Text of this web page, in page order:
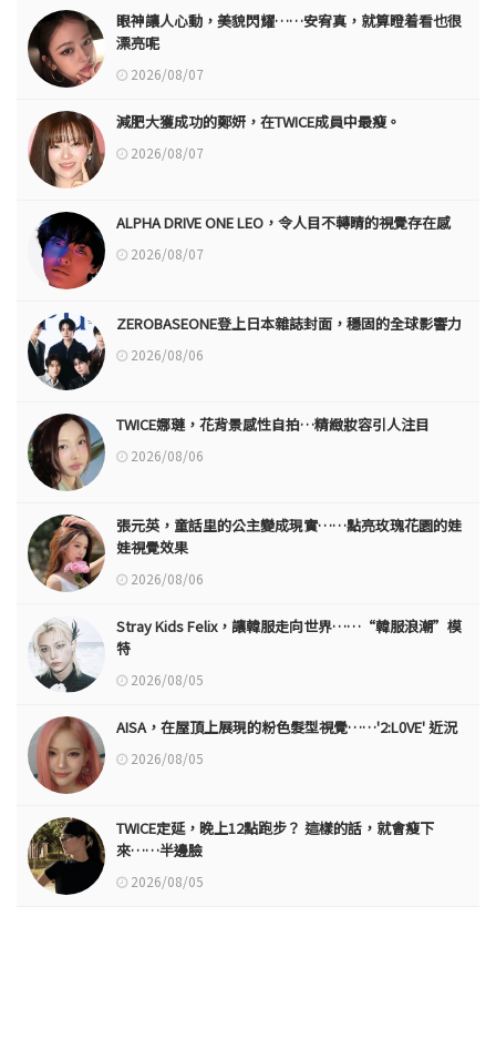
眼神讓人心動，美貌閃耀……安宥真，就算瞪着看也很
漂亮呢
2026/08/07
減肥大獲成功的鄭妍，在TWICE成員中最瘦。
2026/08/07
ALPHA DRIVE ONE LEO，令人目不轉睛的視覺存在感
2026/08/07
ZEROBASEONE登上日本雜誌封面，穩固的全球影響力
2026/08/06
TWICE娜璉，花背景感性自拍…精緻妝容引人注目
2026/08/06
張元英，童話里的公主變成現實……點亮玫瑰花園的娃
娃視覺效果
2026/08/06
Stray Kids Felix，讓韓服走向世界……“韓服浪潮”模
特
2026/08/05
AISA，在屋頂上展現的粉色髮型視覺……'2:L0VE' 近況
2026/08/05
TWICE定延，晚上12點跑步？ 這樣的話，就會瘦下
來……半邊臉
2026/08/05